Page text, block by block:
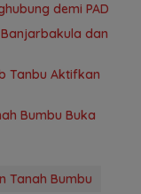
demi PAD
dan
Tanbu Aktifkan
Bumbu Buka
Tanah Bumbu